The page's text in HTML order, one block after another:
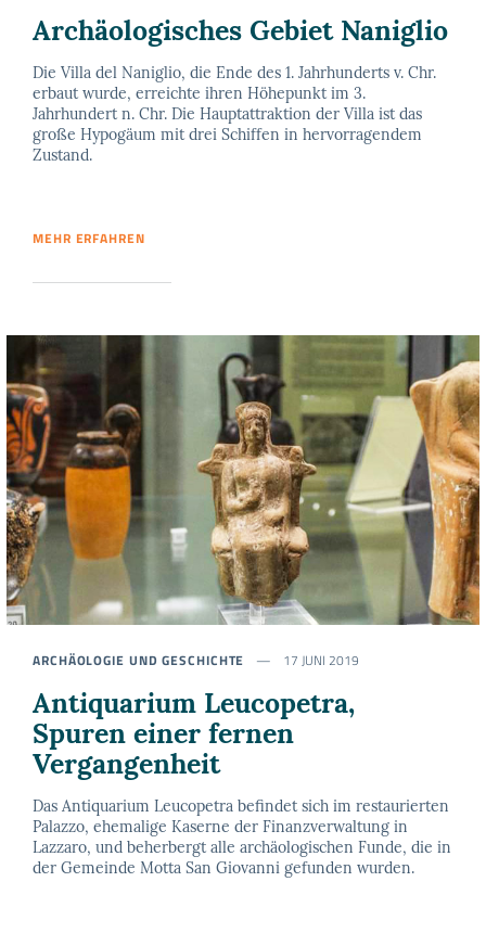
Archäologisches Gebiet Naniglio
Die Villa del Naniglio, die Ende des 1. Jahrhunderts v. Chr.
erbaut wurde, erreichte ihren Höhepunkt im 3.
Jahrhundert n. Chr. Die Hauptattraktion der Villa ist das
große Hypogäum mit drei Schiffen in hervorragendem
Zustand.
MEHR ERFAHREN
ARCHÄOLOGIE UND GESCHICHTE 17 JUNI 2019
Antiquarium Leucopetra,
Spuren einer fernen
Vergangenheit
Das Antiquarium Leucopetra befindet sich im restaurierten
Palazzo, ehemalige Kaserne der Finanzverwaltung in
Lazzaro, und beherbergt alle archäologischen Funde, die in
der Gemeinde Motta San Giovanni gefunden wurden.